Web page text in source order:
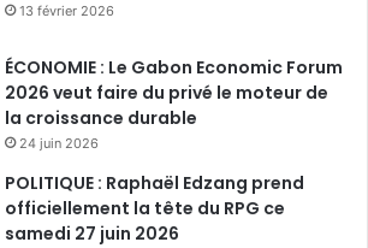
13 février 2026
ÉCONOMIE : Le Gabon Economic Forum
2026 veut faire du privé le moteur de
la croissance durable
24 juin 2026
POLITIQUE : Raphaël Edzang prend
officiellement la tête du RPG ce
samedi 27 juin 2026